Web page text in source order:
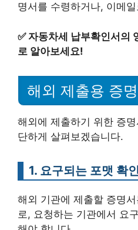
명서를 수령하거나, 이메
✅ 자동차세 납부확인서의
로 알아보세요!
해외 제출용 증
해외에 제출하기 위한 증
단하게 살펴보겠습니다.
1. 요구되는 포맷 확인
해외 기관에 제출할 증명
로, 요청하는 기관에서 요